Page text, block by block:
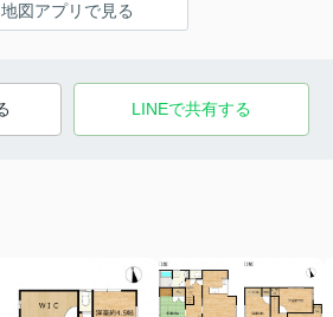
地図アプリで見る
LINEで共有する